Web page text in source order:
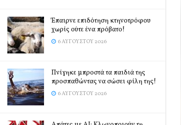
Έπαιρνε επιδότηση κτηνοτρόφου
χωρίς ούτε ένα πρόβατο!
6 ΑΥΓΟΎΣΤΟΥ 2026
Πνίγηκε μπροστά τα παιδιά της
προσπαθώντας να σώσει φίλη της!
6 ΑΥΓΟΎΣΤΟΥ 2026